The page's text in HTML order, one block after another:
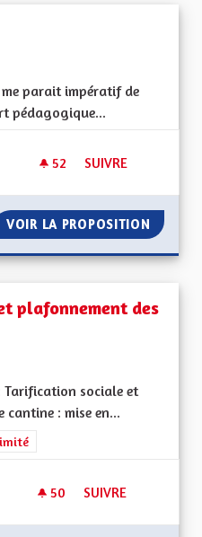
parait impératif de
pédagogique...
52 52 ABONNÉS
SUIVRE
VOIR LA PROPOSITION
plafonnement des
Tarification sociale et
: mise en...
: Les services publics en
50 50 ABONNÉS
SUIVRE